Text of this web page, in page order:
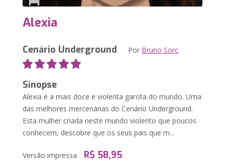
Alexia
Cenário Underground Por Bruno Sorc
Sinopse
Alexia é a mais doce e violenta garota do mundo. Uma
das melhores mercenárias do Cenário Underground.
Esta mulher criada neste mundo violento que poucos
conhecem, descobre que os seus pais que m...
Versão impressa R$ 58,95